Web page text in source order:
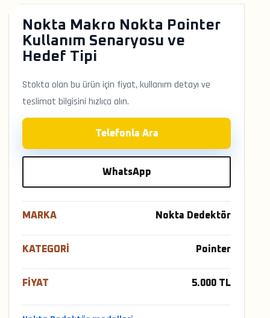
Nokta Makro Nokta Pointer
Kullanım Senaryosu ve
Hedef Tipi
Stokta olan bu ürün için fiyat, kullanım detayı ve
teslimat bilgisini hızlıca alın.
Telefonla Ara
WhatsApp
MARKA Nokta Dedektör
KATEGORI Pointer
FIYAT 5.000 TL